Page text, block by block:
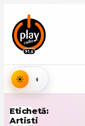
Aspect
Etichetă:
Artisti